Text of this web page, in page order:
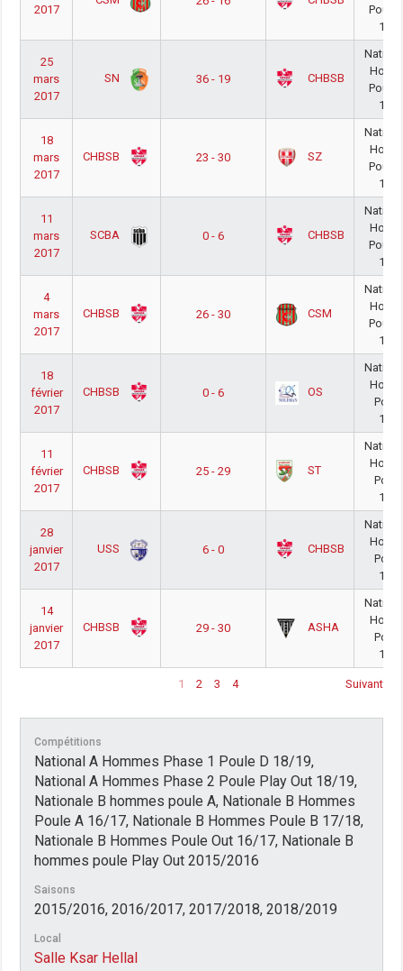
2017
Poule
16/
25
mars
2017
SN 36 - 19 CHBSB
Poule
16/
18
mars
2017
CHBSB 23 - 30 SZ
Poule
16/
11
mars
2017
SCBA 0 - 6 CHBSB
Poule
16/
4
mars
2017
CHBSB 26 - 30 CSM
Poule
16/
18
février
2017
CHBSB 0 - 6 OS
16/
11
février
2017
CHBSB 25 - 29 ST
16/
28
janvier
2017
USS 6 - 0 CHBSB
16/
14
janvier
2017
CHBSB 29 - 30 ASHA
16/
1 2 3 4 Suivant
Compétitions
National A Hommes Phase 1 Poule D 18/19,
National A Hommes Phase 2 Poule Play Out 18/19,
Nationale B hommes poule A, Nationale B Hommes
Poule A 16/17, Nationale B Hommes Poule B 17/18,
Nationale B Hommes Poule Out 16/17, Nationale B
hommes poule Play Out 2015/2016
Saisons
2015/2016, 2016/2017, 2017/2018, 2018/2019
Local
Salle Ksar Hellal